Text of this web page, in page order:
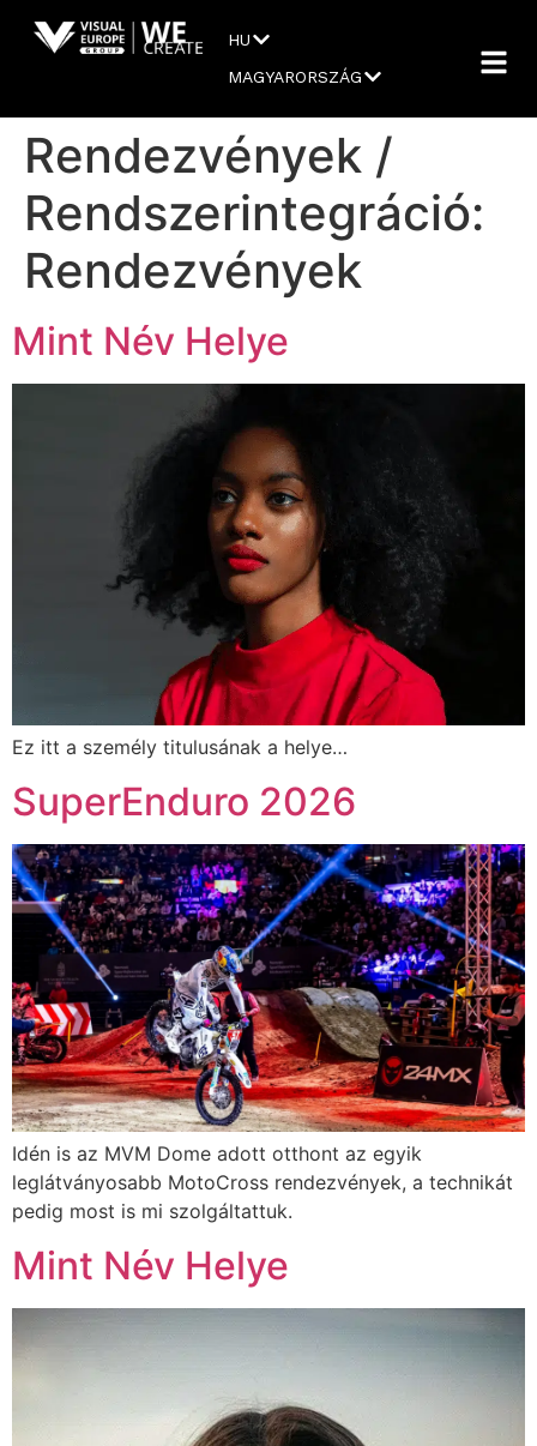
HU
MAGYARORSZÁG
Rendezvények /
Rendszerintegráció:
Rendezvények
Mint Név Helye
Ez itt a személy titulusának a helye…
SuperEnduro 2026
Idén is az MVM Dome adott otthont az egyik
leglátványosabb MotoCross rendezvények, a technikát
pedig most is mi szolgáltattuk.
Mint Név Helye